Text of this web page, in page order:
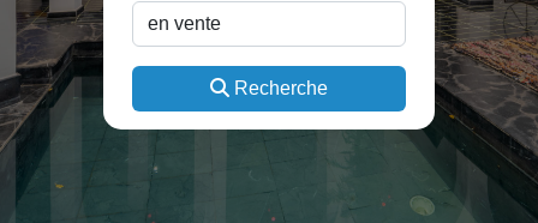
Recherche